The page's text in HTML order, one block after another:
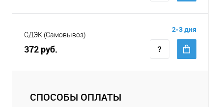
СДЭК (Самовывоз)
372 руб.
2-3 дня
СПОСОБЫ ОПЛАТЫ